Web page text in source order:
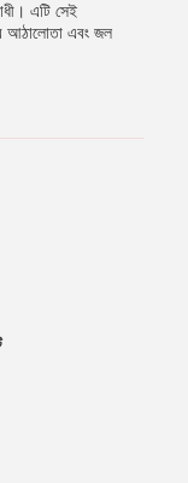
এটি সেই
আঠালোতা এবং জল